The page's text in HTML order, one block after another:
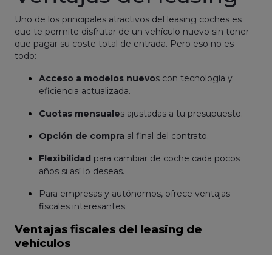
Uno de los principales atractivos del leasing coches es
que te permite disfrutar de un vehículo nuevo sin tener
que pagar su coste total de entrada. Pero eso no es
todo:
Acceso a modelos nuevos con tecnología y
eficiencia actualizada.
Cuotas mensuales ajustadas a tu presupuesto.
Opción de compra al final del contrato.
Flexibilidad para cambiar de coche cada pocos
años si así lo deseas.
Para empresas y autónomos, ofrece ventajas
fiscales interesantes.
Ventajas fiscales del leasing de
vehículos